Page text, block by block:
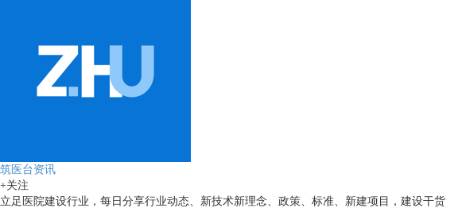
筑医台资讯
+关注
立足医院建设行业，每日分享行业动态、新技术新理念、政策、标准、新建项目，建设干货